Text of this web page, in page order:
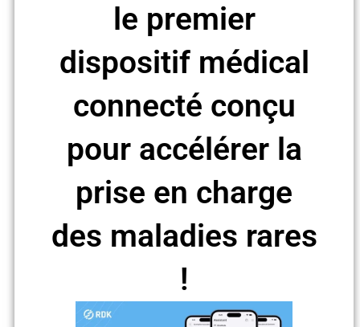
le premier
dispositif médical
connecté conçu
pour accélérer la
prise en charge
des maladies rares
!